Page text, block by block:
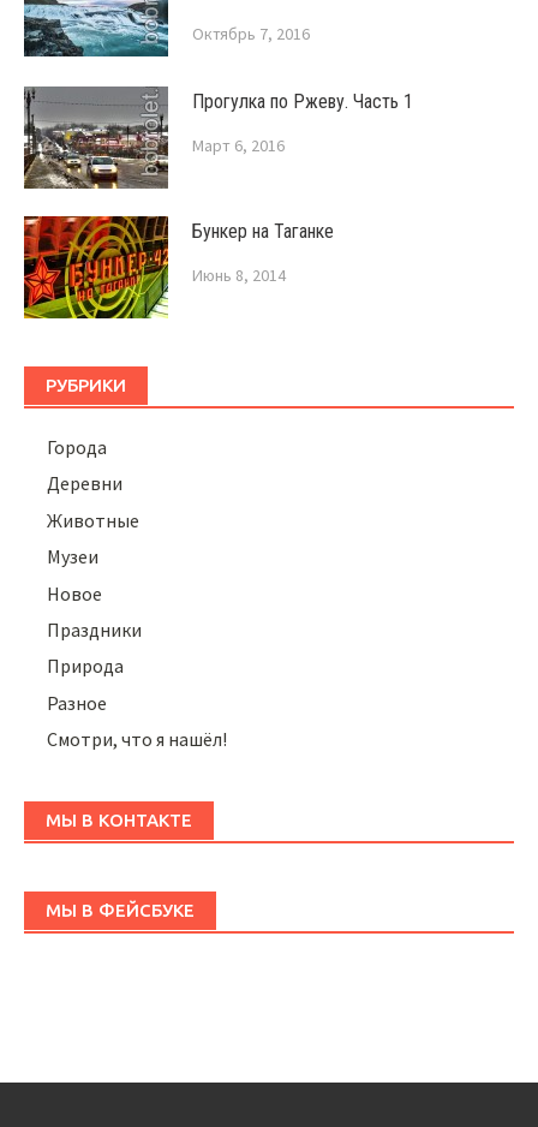
Октябрь 7, 2016
Прогулка по Ржеву. Часть 1
Март 6, 2016
Бункер на Таганке
Июнь 8, 2014
РУБРИКИ
Города
Деревни
Животные
Музеи
Новое
Праздники
Природа
Разное
Смотри, что я нашёл!
МЫ В КОНТАКТЕ
МЫ В ФЕЙСБУКЕ